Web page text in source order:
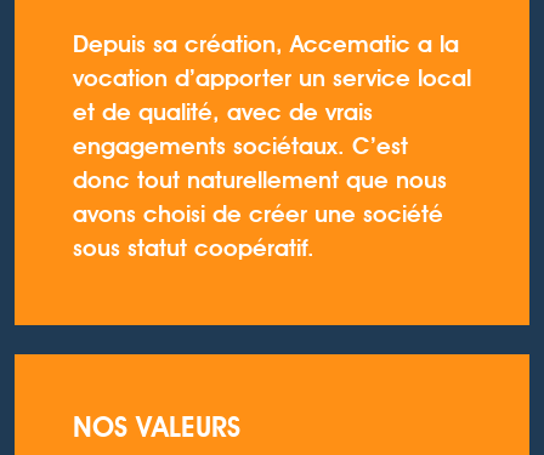
Depuis sa création, Accematic a la
vocation d’apporter un service local
et de qualité, avec de vrais
engagements sociétaux. C’est
donc tout naturellement que nous
avons choisi de créer une société
sous statut coopératif.
NOS VALEURS